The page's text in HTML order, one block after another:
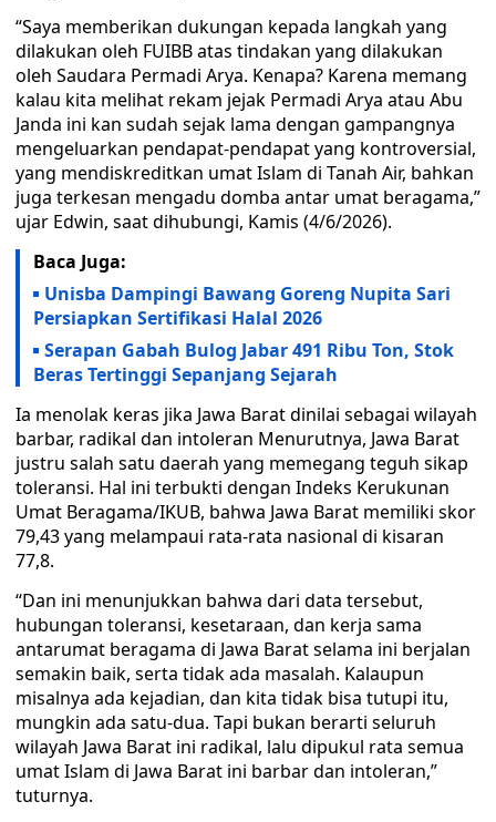
“Saya memberikan dukungan kepada langkah yang
dilakukan oleh FUIBB atas tindakan yang dilakukan
oleh Saudara Permadi Arya. Kenapa? Karena memang
kalau kita melihat rekam jejak Permadi Arya atau Abu
Janda ini kan sudah sejak lama dengan gampangnya
mengeluarkan pendapat-pendapat yang kontroversial,
yang mendiskreditkan umat Islam di Tanah Air, bahkan
juga terkesan mengadu domba antar umat beragama,”
ujar Edwin, saat dihubungi, Kamis (4/6/2026).
Baca Juga:
Unisba Dampingi Bawang Goreng Nupita Sari
Persiapkan Sertifikasi Halal 2026
Serapan Gabah Bulog Jabar 491 Ribu Ton, Stok
Beras Tertinggi Sepanjang Sejarah
Ia menolak keras jika Jawa Barat dinilai sebagai wilayah
barbar, radikal dan intoleran Menurutnya, Jawa Barat
justru salah satu daerah yang memegang teguh sikap
toleransi. Hal ini terbukti dengan Indeks Kerukunan
Umat Beragama/IKUB, bahwa Jawa Barat memiliki skor
79,43 yang melampaui rata-rata nasional di kisaran
77,8.
“Dan ini menunjukkan bahwa dari data tersebut,
hubungan toleransi, kesetaraan, dan kerja sama
antarumat beragama di Jawa Barat selama ini berjalan
semakin baik, serta tidak ada masalah. Kalaupun
misalnya ada kejadian, dan kita tidak bisa tutupi itu,
mungkin ada satu-dua. Tapi bukan berarti seluruh
wilayah Jawa Barat ini radikal, lalu dipukul rata semua
umat Islam di Jawa Barat ini barbar dan intoleran,”
tuturnya.